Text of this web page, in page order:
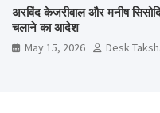
अरविंद केजरीवाल और मनीष
चलाने का आदेश
May 15, 2026 Desk